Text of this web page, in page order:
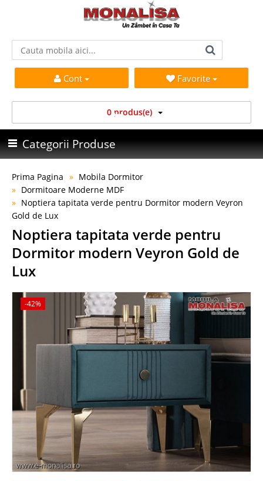
Cont Favorite
0 produs(e)
Categorii Produse
Prima Pagina
Mobila Dormitor
Dormitoare Moderne MDF
Noptiera tapitata verde pentru Dormitor modern Veyron
Gold de Lux
Noptiera tapitata verde pentru
Dormitor modern Veyron Gold de
Lux
-42%